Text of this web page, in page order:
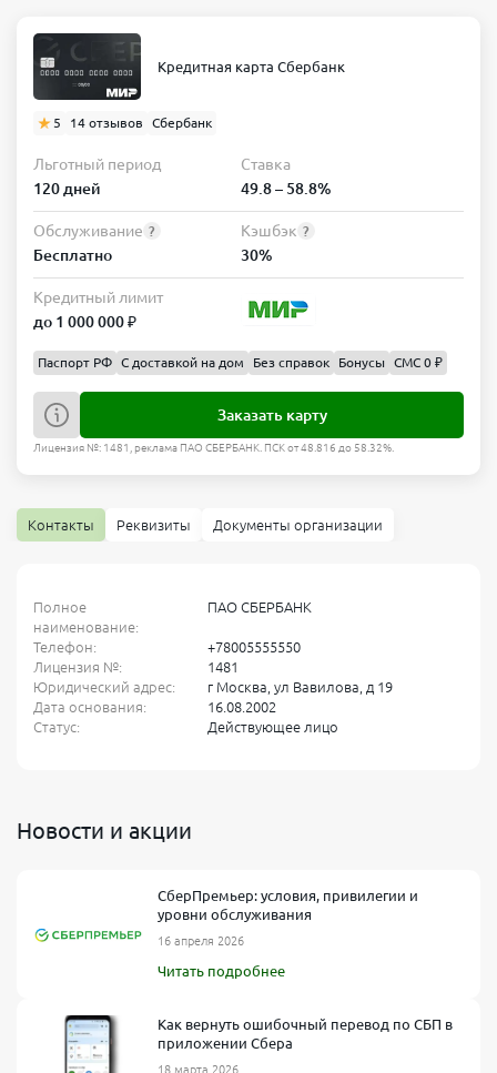
Кредитная карта Сбербанк
5 14 отзывов Сбербанк
Льготный период
120 дней
Ставка
49.8 – 58.8%
Обслуживание ?
Бесплатно
Кэшбэк ?
30%
Кредитный лимит
до 1 000 000 ₽
Паспорт РФ С доставкой на дом Без справок Бонусы СМС 0 ₽
Заказать карту
Лицензия №: 1481, реклама ПАО СБЕРБАНК. ПСК от 48.816 до 58.32%.
Контакты Реквизиты Документы организации
Полное
наименование:
ПАО СБЕРБАНК
Телефон:
+78005555550
Лицензия №:
1481
Юридический адрес:
г Москва, ул Вавилова, д 19
Дата основания:
16.08.2002
Статус:
Действующее лицо
Новости и акции
СберПремьер: условия, привилегии и
уровни обслуживания
16 апреля 2026
Читать подробнее
Как вернуть ошибочный перевод по СБП в
приложении Сбера
18 марта 2026